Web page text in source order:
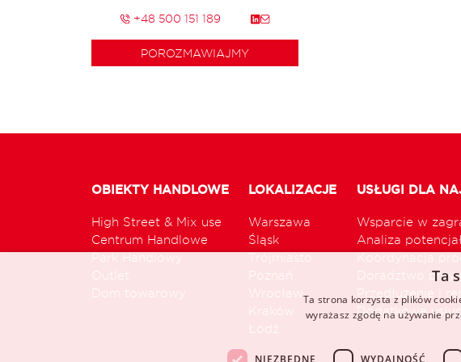
+48 500 151 189
POROZMAWIAJMY
OBIEKTY HANDLOWE
High Street & Mix use
Centrum Handlowe
Park Handlowy
Outlet
Dom towarowy
LOKALIZACJE
Warszawa
Śląsk
Trójmiasto
Poznań
Wrocław
Kraków
Łódź
USŁUGI DLA
Wsparcie w
Analiza
Koordynacja
Doradztwo przy
Przedłużenie i
Dodatkowe
Ta
Ta strona korzysta z plików
wyrażasz zgodę na używanie
NIEZBĘDNE WYDAJNOŚĆ